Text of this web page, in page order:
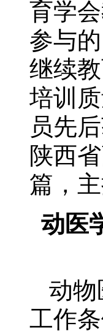
育学
参与
继续
培训
员先
陕西
篇，
动医
动物
工作